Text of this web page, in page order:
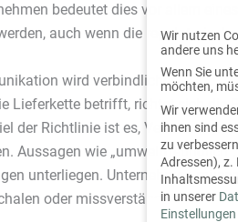
bedeutet dies vor allem
auch wenn die
wird verbindlicher
Lieferkette betrifft, richtet sich
der Richtlinie ist es,
Aussagen wie
unterliegen. Unternehmen
oder missverständlichen
Wir nutzen
andere uns
Wenn Sie
möchten,
Wir
ihnen sind
zu
Adressen), z.
in unserer
Einstellungen